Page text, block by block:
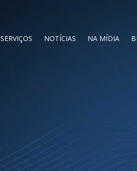
SERVIÇOS NOTÍCIAS NA MÍDIA